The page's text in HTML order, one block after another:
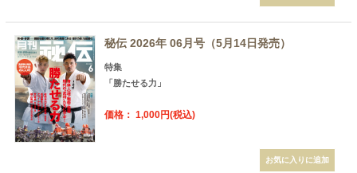
秘伝 2026年 06月号（5月14日発売）
特集
「勝たせる力」
価格： 1,000円(税込)